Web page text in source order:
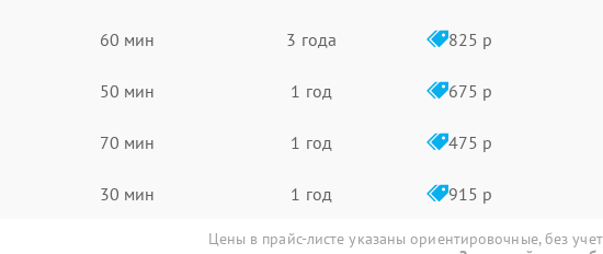
60 мин 3 года 825 р
50 мин 1 год 675 р
70 мин 1 год 475 р
30 мин 1 год 915 р
Цены в прайс-листе указаны ориентировочные, без